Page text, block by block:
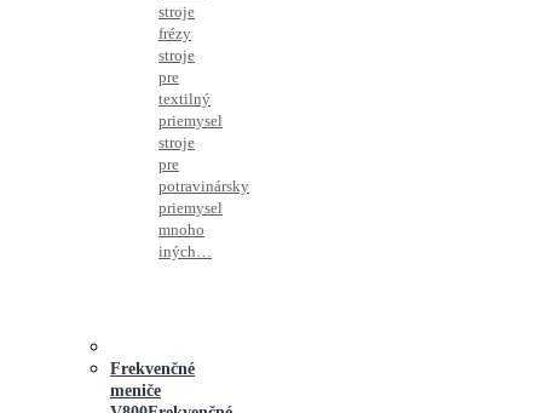
stroje
frézy
stroje
pre
textilný
priemysel
stroje
pre
potravinársky
priemysel
mnoho
iných…
Frekvenčné
meniče